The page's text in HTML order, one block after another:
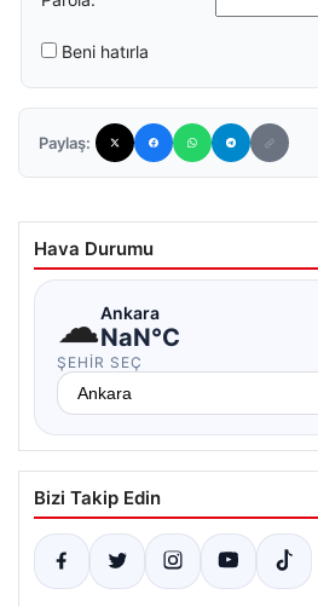
Beni hatırla
Paylaş:
Hava Durumu
☁Ankara
NaN°C
ŞEHIR SEÇ
Bizi Takip Edin